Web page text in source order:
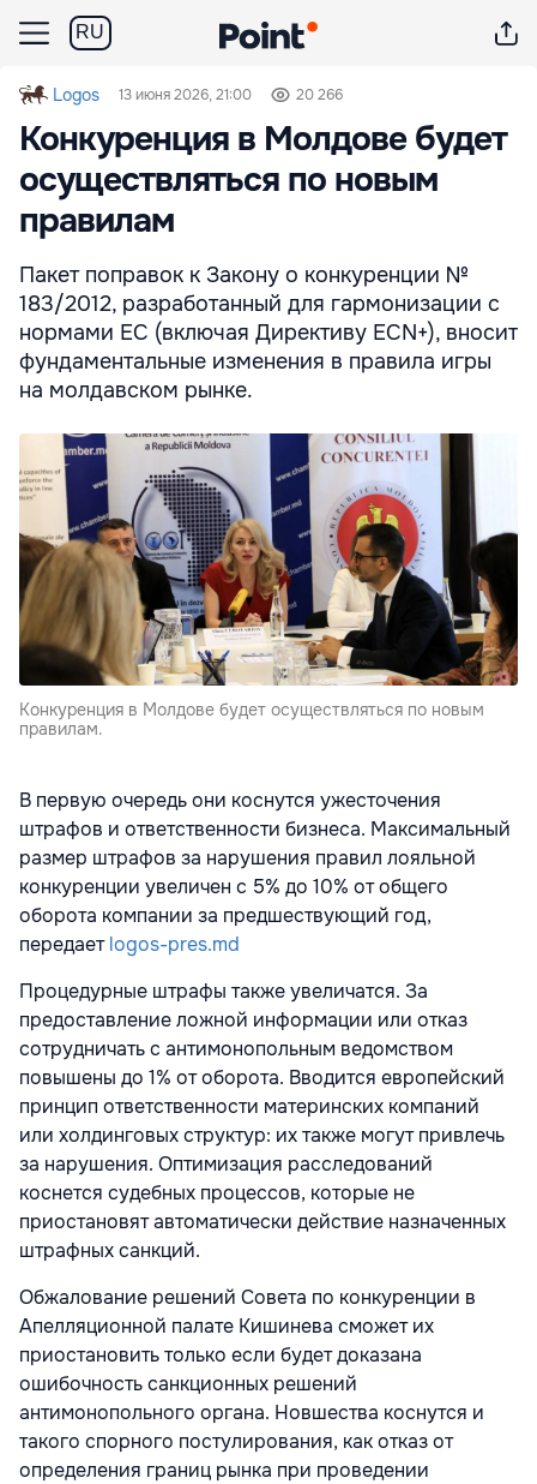
RU
Logos 13 июня 2026, 21:00 20 266
Конкуренция в Молдове будет
осуществляться по новым
правилам
Пакет поправок к Закону о конкуренции №
183/2012, разработанный для гармонизации с
нормами ЕС (включая Директиву ECN+), вносит
фундаментальные изменения в правила игры
на молдавском рынке.
Конкуренция в Молдове будет осуществляться по новым
правилам.
В первую очередь они коснутся ужесточения
штрафов и ответственности бизнеса. Максимальный
размер штрафов за нарушения правил лояльной
конкуренции увеличен с 5% до 10% от общего
оборота компании за предшествующий год,
передаетlogos-pres.md
Процедурные штрафы также увеличатся. За
предоставление ложной информации или отказ
сотрудничать с антимонопольным ведомством
повышены до 1% от оборота. Вводится европейский
принцип ответственности материнских компаний
или холдинговых структур: их также могут привлечь
за нарушения. Оптимизация расследований
коснется судебных процессов, которые не
приостановят автоматически действие назначенных
штрафных санкций.
Обжалование решений Совета по конкуренции в
Апелляционной палате Кишинева сможет их
приостановить только если будет доказана
ошибочность санкционных решений
антимонопольного органа. Новшества коснутся и
такого спорного постулирования, как отказ от
определения границ рынка при проведении